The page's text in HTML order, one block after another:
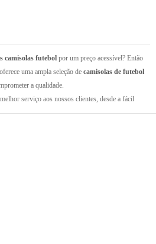
camisolas futebol por um preço acessível? Então
uma ampla seleção de camisolas de futebol
a qualidade.
serviço aos nossos clientes, desde a fácil
rápida de seus pedidos. Com nossa equipe de
você pode ter certeza de que receberá suporte
compra for superior a 99 euros, oferecemos o
perca a oportunidade de adquirir as melhores